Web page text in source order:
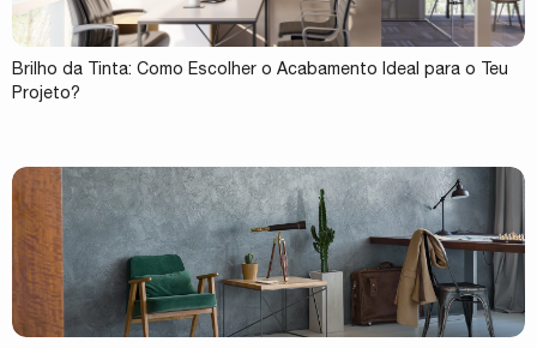
Brilho da Tinta: Como Escolher o Acabamento Ideal para o Teu
Projeto?